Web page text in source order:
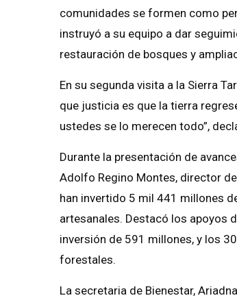
comunidades se formen como
instruyó a su equipo a dar
restauración de bosques y
En su segunda visita a la Sierra
que justicia es que la tierra
ustedes se lo merecen todo”,
Durante la presentación de
Adolfo Regino Montes, director
han invertido 5 mil 441 millones
artesanales. Destacó los apoyos
inversión de 591 millones, y los
forestales.
La secretaria de Bienestar,